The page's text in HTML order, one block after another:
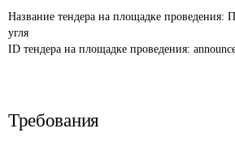
Название тендера на площадке проведения:
угля
ID тендера на площадке проведения:
Требования